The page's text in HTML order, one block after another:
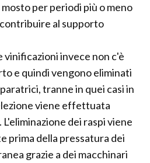
per periodi più o meno
al supporto
vinificazioni invece non c'è
e quindi vengono eliminati
tranne in quei casi in
viene effettuata
dei raspi viene
prima della pressatura dei
grazie a dei macchinari